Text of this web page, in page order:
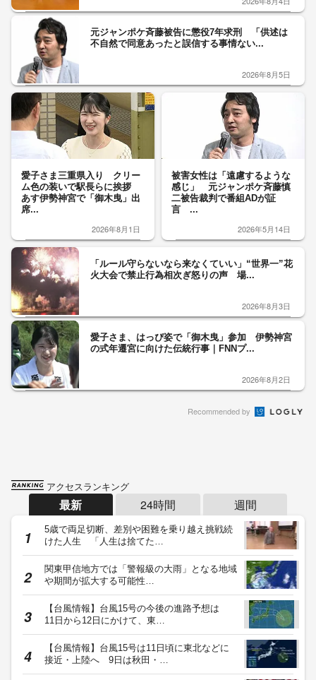
元ジャンポケ斉藤被告に懲役7年求刑 「供述は
不自然で同意あったと誤信する事情ない...
2026年8月5日
愛子さま三重県入り クリー
ム色の装いで駅長らに挨拶
あす伊勢神宮で「御木曳」出
席...
2026年8月1日
被害女性は「遠慮するような
感じ」 元ジャンポケ斉藤慎
二被告裁判で番組ADが証
言 ...
2026年5月14日
「ルール守らないなら来なくていい」“世界一”花
火大会で禁止行為相次ぎ怒りの声 場...
2026年8月3日
愛子さま、はっぴ姿で「御木曳」参加 伊勢神宮
の式年遷宮に向けた伝統行事｜FNNプ...
2026年8月2日
Recommended by
アクセスランキング
最新 24時間 週間
5歳で両足切断、差別や困難を乗り越え挑戦続
けた人生 「人生は捨てた…
関東甲信地方では「警報級の大雨」となる地域
や期間が拡大する可能性…
【台風情報】台風15号の今後の進路予想は
11日から12日にかけて、東…
【台風情報】台風15号は11日頃に東北などに
接近・上陸へ 9日は秋田・…